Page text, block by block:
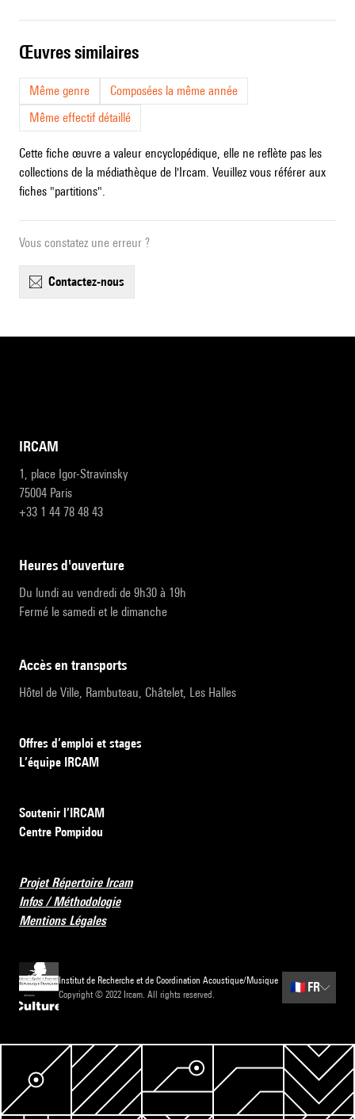
œuvres similaires
Même genre
Composées la même année
Même effectif détaillé
Cette fiche œuvre a valeur encyclopédique, elle ne reflète pas les
collections de la médiathèque de l'Ircam. Veuillez vous référer aux
fiches "partitions".
Vous constatez une erreur ?
contactez-nous
IRCAM
1, place Igor-Stravinsky
75004 Paris
+33 1 44 78 48 43
heures d'ouverture
Du lundi au vendredi de 9h30 à 19h
Fermé le samedi et le dimanche
accès en transports
Hôtel de Ville, Rambuteau, Châtelet, Les Halles
Offres d’emploi et stages
L’équipe IRCAM
Soutenir l’IRCAM
Centre Pompidou
Projet Répertoire Ircam
Infos / Méthodologie
Mentions Légales
Institut de Recherche et de Coordination Acoustique/Musique
Copyright © 2022 Ircam. All rights reserved.
🇫🇷 FR